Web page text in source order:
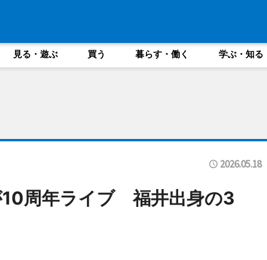
見る・遊ぶ 買う 暮らす・働く 学ぶ・知る
2026.05.18
周年ライブ 福井出身の3